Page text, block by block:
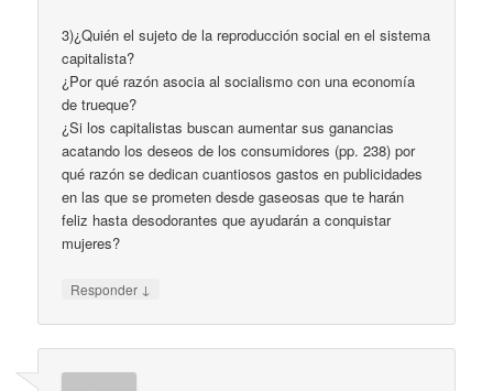
3)¿Quién el sujeto de la reproducción social en el sistema
capitalista?
¿Por qué razón asocia al socialismo con una economía
de trueque?
¿Si los capitalistas buscan aumentar sus ganancias
acatando los deseos de los consumidores (pp. 238) por
qué razón se dedican cuantiosos gastos en publicidades
en las que se prometen desde gaseosas que te harán
feliz hasta desodorantes que ayudarán a conquistar
mujeres?
Responder ↓